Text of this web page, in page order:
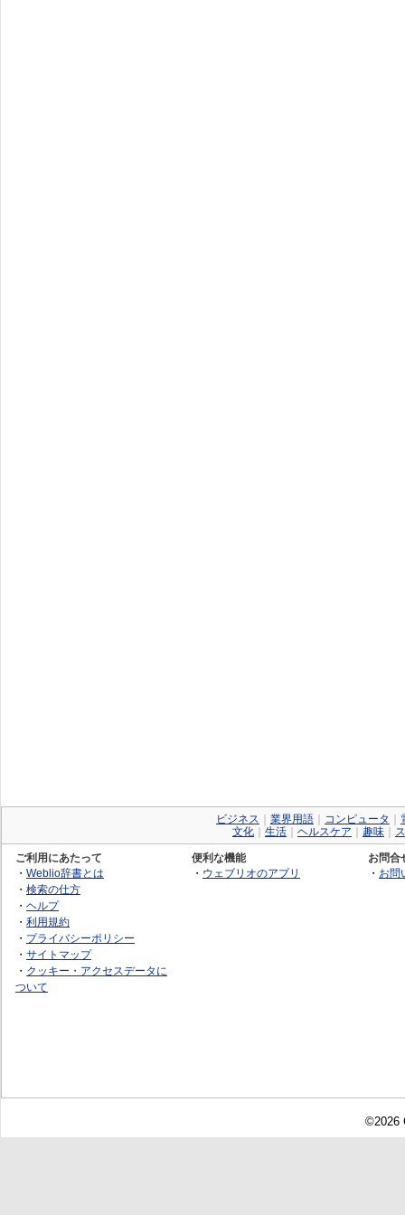
ビジネス 業界用語 コンピュータ
文化
生活 ヘルスケア 趣味
ご利用にあたって
・ Weblio辞書とは
・ 検索の仕方
・ ヘルプ
・ 利用規約
・ プライバシーポリシー
・ サイトマップ
・ クッキー・アクセスデータに
ついて
便利な機能
・ ウェブリオのアプリ
お問合
・ お問
©2026